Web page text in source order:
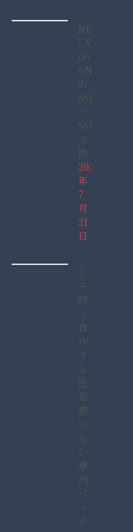
NEC
LAVIE
(PC-
GN165GDAD)
の
SSHD
→
SSD
交
換
2022
年
7
月
21
日
3
千
円
で
自
作
す
る
圧
迫
感
の
な
い
車
内
パ
ー
テ